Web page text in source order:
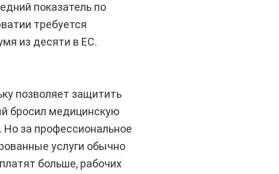
показатель по
требуется
из десяти в ЕС.
позволяет защитить
бросил медицинскую
Но за профессиональное
услуги обычно
больше, рабочих